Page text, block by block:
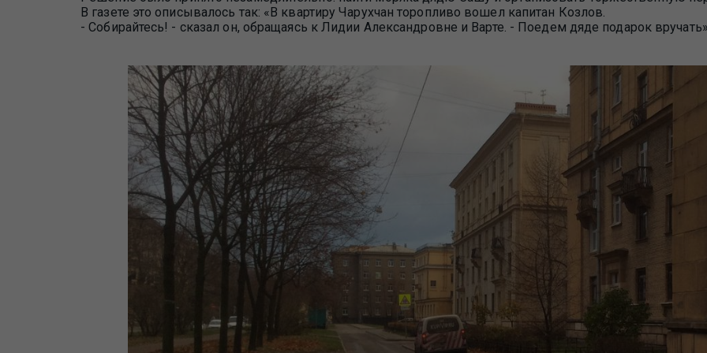
В газете это описывалось так: «В квартиру Чарухчан торопливо вошел капитан Козлов.
- Собирайтесь! - сказал он, обращаясь к Лидии Александровне и Варте. - Поедем дяде подарок